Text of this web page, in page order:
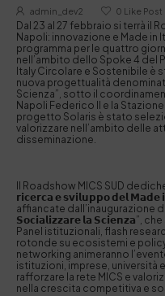
admin_dev2 0 Like Post
Dal 23 al 27 febbraio si terrà il
Napoli: innovazione e Made in
programma per le quattro
nell’ambito dello Spoke 4 del
Italy Circolare e Sostenibile è
nuova progettualità
Scienza”, sotto il
Napoli Federico II e la Stazione
progetto Solaris è stato
valorizzare nell’ambito delle
disseminazione.
Il Roadshow MICS SUD
𝗿𝗶𝗰𝗲𝗿𝗰𝗮 𝗲 𝘀𝘃𝗶𝗹𝘂𝗽𝗽𝗼 𝗱𝗲𝗹 𝗠𝗮𝗱𝗲
affiancate
𝗦𝗼𝗰𝗶𝗮𝗹𝗶𝘇𝘇𝗮𝗿𝗲 𝗹𝗮 𝗦𝗰𝗶𝗲𝗻𝘇𝗮”,
Panel istituzionali, flash
rotonde su ecosistemi e
networking animeranno
istituzioni, imprese, università
rafforzare la rete MICS e
nella crescita competitiva e